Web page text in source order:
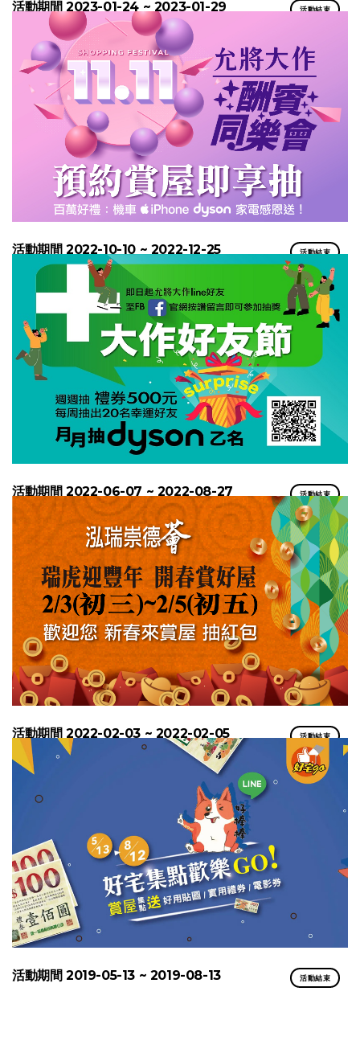
活動期間 2023-01-24 ~ 2023-01-29 活動結束
活動期間 2022-10-10 ~ 2022-12-25 活動結束
活動期間 2022-06-07 ~ 2022-08-27 活動結束
活動期間 2022-02-03 ~ 2022-02-05 活動結束
活動期間 2019-05-13 ~ 2019-08-13 活動結束